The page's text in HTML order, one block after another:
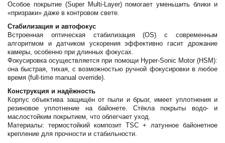
Особое покрытие (Super Multi-Layer) помогает уменьшить блики и
«призраки» даже в контровом свете.
Стабилизация и автофокус
Встроенная оптическая стабилизация (OS) с современным
алгоритмом и датчиком ускорения эффективно гасит дрожание
камеры, особенно при длинных фокусах.
Фокусировка осуществляется при помощи Hyper-Sonic Motor (HSM):
она быстрая, тихая, с возможностью ручной фокусировки в любое
время (full-time manual override).
Конструкция и надёжность
Корпус объектива защищён от пыли и брызг, имеет уплотнения и
резиновое уплотнение на байонете. Стёкла покрыты водо- и
маслостойким покрытием, что облегчает уход.
Материалы: термостойкий композит TSC + латунное байонетное
крепление для прочности и стабильности.